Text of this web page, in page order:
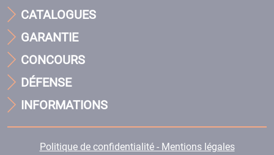
CATALOGUES
GARANTIE
CONCOURS
DÉFENSE
INFORMATIONS
Politique de confidentialité - Mentions légales